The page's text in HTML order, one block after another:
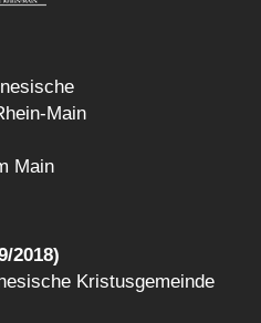
Main
Main
2018)
Kristusgemeinde